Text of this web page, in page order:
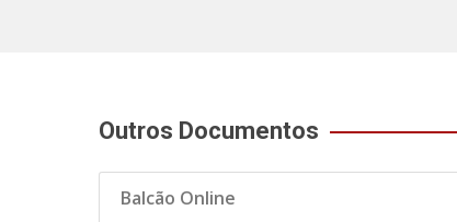
Outros Documentos
Balcão Online